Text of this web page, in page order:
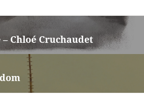
Chloé Cruchaudet